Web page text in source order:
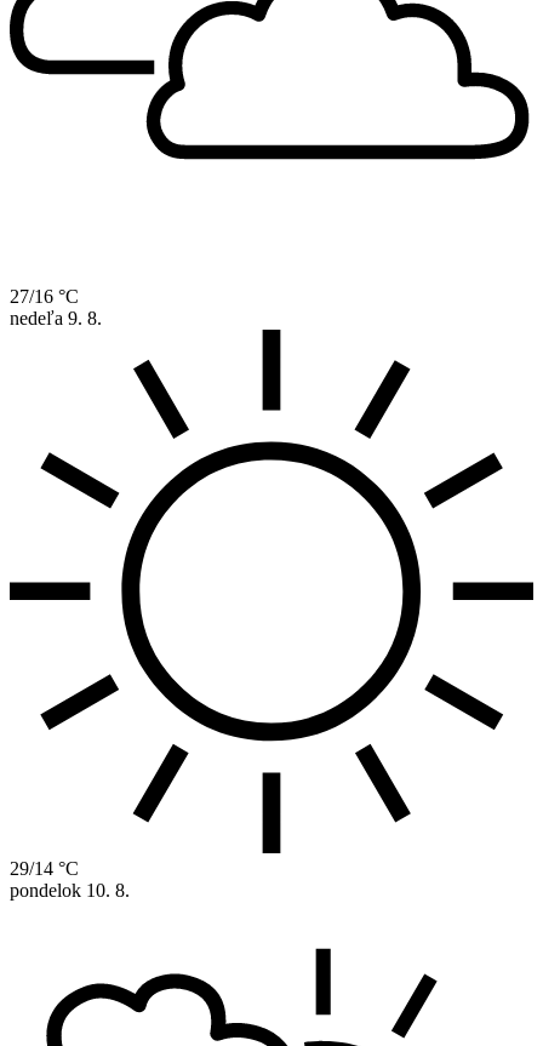
27/16 °C
nedeľa 9. 8.
29/14 °C
pondelok 10. 8.